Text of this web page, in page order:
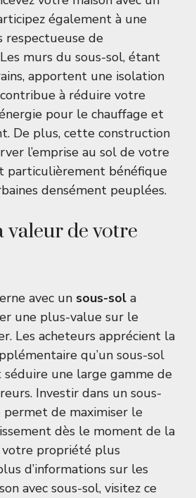
également à une
respectueuse de
murs du sous-sol, étant
apportent une isolation
à réduire votre
pour le chauffage et
De plus, cette construction
l’emprise au sol de votre
particulièrement bénéfique
densément peuplées.
de votre
avec un sous-sol a
une plus-value sur le
Les acheteurs apprécient la
qu’un sous-sol
une large gamme de
Investir dans un sous-
permet de maximiser le
dès le moment de la
propriété plus
d’informations sur les
avec sous-sol, visitez ce